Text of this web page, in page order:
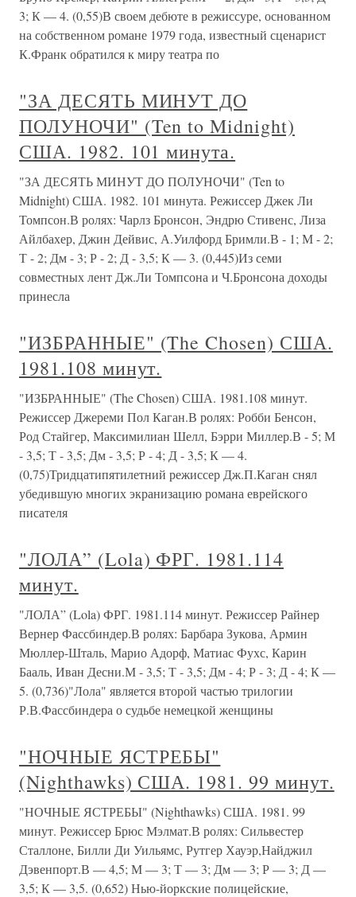
3; К — 4. (0,55)В своем дебюте в режиссуре, основанном
на собственном романе 1979 года, известный сценарист
К.Франк обратился к миру театра по
"ЗА ДЕСЯТЬ МИНУТ ДО
ПОЛУНОЧИ" (Ten to Midnight)
США. 1982. 101 минута.
"ЗА ДЕСЯТЬ МИНУТ ДО ПОЛУНОЧИ" (Ten to
Midnight) США. 1982. 101 минута. Режиссер Джек Ли
Томпсон.В ролях: Чарлз Бронсон, Эндрю Стивенс, Лиза
Айлбахер, Джин Дейвис, А.Уилфорд Бримли.В - 1; М - 2;
Т - 2; Дм - 3; Р - 2; Д - 3,5; К — 3. (0,445)Из семи
совместных лент Дж.Ли Томпсона и Ч.Бронсона доходы
принесла
"ИЗБРАННЫЕ" (The Chosen) США.
1981.108 минут.
"ИЗБРАННЫЕ" (The Chosen) США. 1981.108 минут.
Режиссер Джереми Пол Каган.В ролях: Робби Бенсон,
Род Стайгер, Максимилиан Шелл, Бэрри Миллер.В - 5; М
- 3,5; Т - 3,5; Дм - 3,5; Р - 4; Д - 3,5; К — 4.
(0,75)Тридцатипятилетний режиссер Дж.П.Каган снял
убедившую многих экранизацию романа еврейского
писателя
"ЛОЛА” (Lola) ФРГ. 1981.114
минут.
"ЛОЛА” (Lola) ФРГ. 1981.114 минут. Режиссер Райнер
Вернер Фассбиндер.В ролях: Барбара Зукова, Армин
Мюллер-Шталь, Марио Адорф, Матиас Фухс, Карин
Бааль, Иван Десни.М - 3,5; Т - 3,5; Дм - 4; Р - 3; Д - 4; К —
5. (0,736)"Лола" является второй частью трилогии
Р.В.Фассбиндера о судьбе немецкой женщины
"НОЧНЫЕ ЯСТРЕБЫ"
(Nighthawks) США. 1981. 99 минут.
"НОЧНЫЕ ЯСТРЕБЫ" (Nighthawks) США. 1981. 99
минут. Режиссер Брюс Мэлмат.В ролях: Сильвестер
Сталлоне, Билли Ди Уильямс, Рутгер Хауэр,Найджил
Дэвенпорт.В — 4,5; М — 3; Т — 3; Дм — 3; Р — 3; Д —
3,5; К — 3,5. (0,652) Нью-йоркские полицейские,